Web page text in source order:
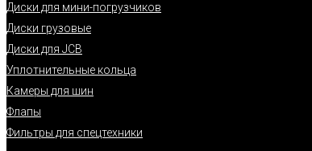
Диски для мини-погрузчиков
Диски грузовые
Диски для JCB
Уплотнительные кольца
Камеры для шин
Флапы
Фильтры для спецтехники